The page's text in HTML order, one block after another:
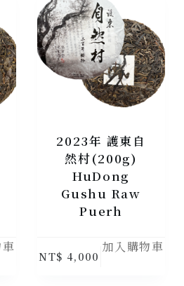
2023年 護東自
然村(200g)
HuDong
Gushu Raw
Puerh
NT$ 4,000
加入購物車